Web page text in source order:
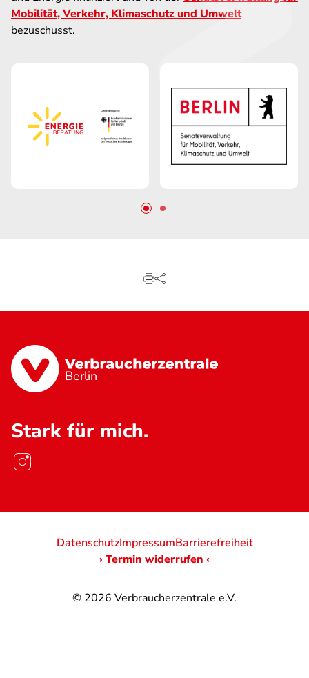
Mobilität, Verkehr, Klimaschutz und Umwelt
bezuschusst.
Berlin
Stark für mich.
© 2026 Verbraucherzentrale e.V.
DatenschutzImpressumBarrierefreiheit
› Termin widerrufen ‹